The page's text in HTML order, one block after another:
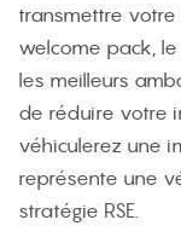
transmettre votre
welcome pack,
les meilleurs
de réduire votre
véhiculerez une
représente une
stratégie RSE.